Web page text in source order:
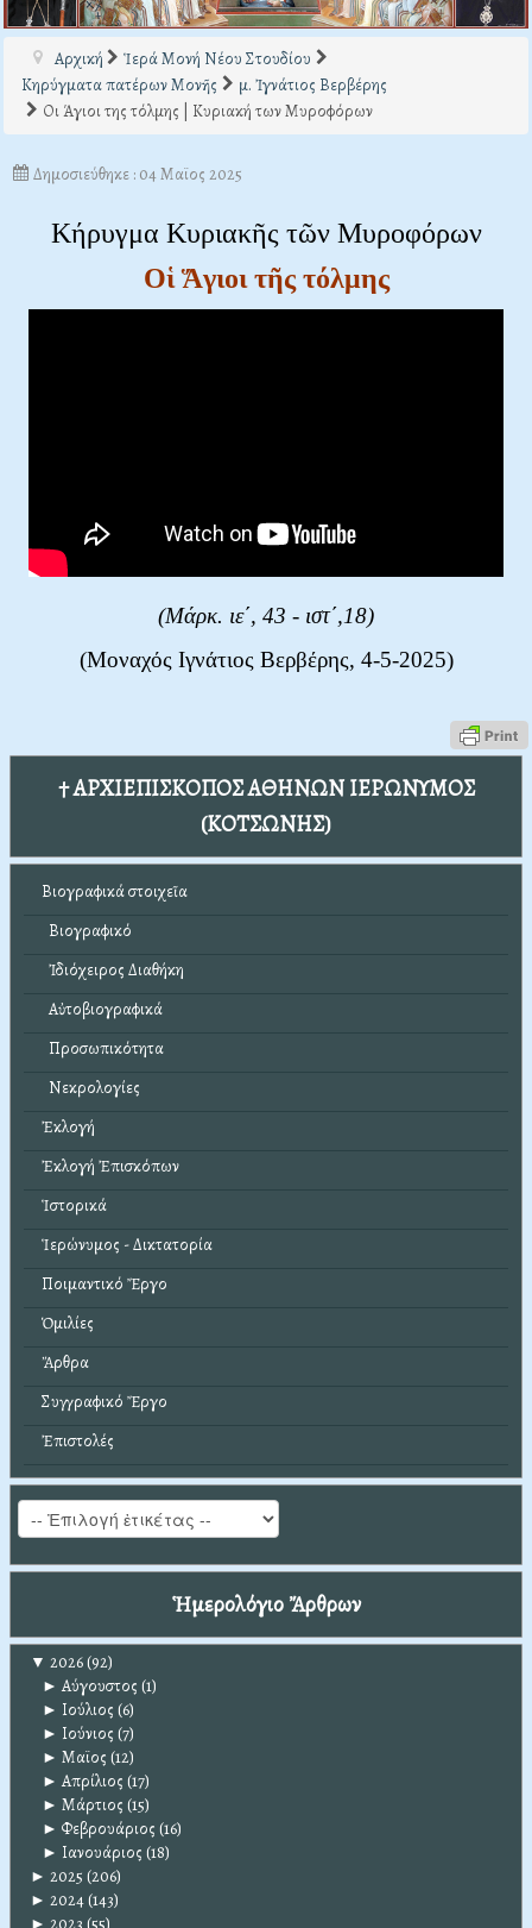
Αρχική
Ἱερά Μονή Νέου Στουδίου
Κηρύγματα πατέρων Μονῆς
μ. Ἰγνάτιος Βερβέρης
Οι Άγιοι της τόλμης | Κυριακή των Μυροφόρων
Δημοσιεύθηκε : 04 Μαϊος 2025
Κήρυγμα Κυριακῆς τῶν Μυροφόρων
Οἱ Ἅγιοι τῆς τόλμης
(Μάρκ. ιε΄, 43 - ιστ΄,18)
(Μοναχός Ιγνάτιος Βερβέρης, 4-5-2025)
† ΑΡΧΙΕΠΙΣΚΟΠΟΣ ΑΘΗΝΩΝ ΙΕΡΩΝΥΜΟΣ
(ΚΟΤΣΩΝΗΣ)
Βιογραφικά στοιχεῖα
Βιογραφικό
Ἰδιόχειρος Διαθήκη
Αὐτοβιογραφικά
Προσωπικότητα
Νεκρολογίες
Ἐκλογή
Ἐκλογή Ἐπισκόπων
Ἱστορικά
Ἱερώνυμος - Δικτατορία
Ποιμαντικό Ἔργο
Ὁμιλίες
Ἄρθρα
Συγγραφικό Ἔργο
Ἐπιστολές
Ἡμερολόγιο Ἄρθρων
▼ 2026(92)
► Αύγουστος (1)
► Ιούλιος (6)
► Ιούνιος (7)
► Μαϊος (12)
► Απρίλιος (17)
► Μάρτιος (15)
► Φεβρουάριος (16)
► Ιανουάριος (18)
► 2025 (206)
► 2024(143)